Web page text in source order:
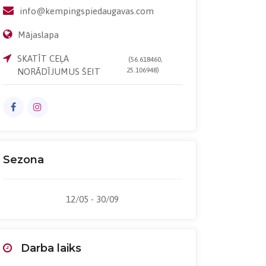
info@kempingspiedaugavas.com
Mājaslapa
SKATĪT CEĻA
NORĀDĪJUMUS ŠEIT
(56.618460,
25.106948)
Sezona
12/05 - 30/09
Darba laiks